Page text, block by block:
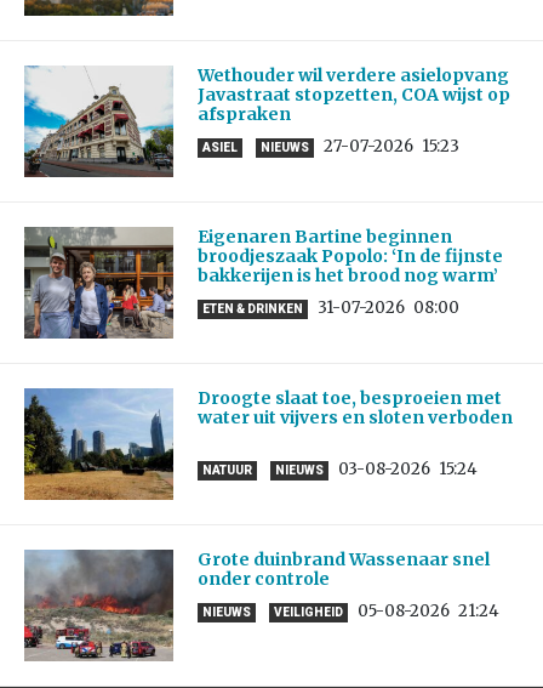
Wethouder wil verdere asielopvang
Javastraat stopzetten, COA wijst op
afspraken
ASIEL NIEUWS 27-07-2026 15:23
Eigenaren Bartine beginnen
broodjeszaak Popolo: ‘In de fijnste
bakkerijen is het brood nog warm’
ETEN & DRINKEN 31-07-2026 08:00
Droogte slaat toe, besproeien met
water uit vijvers en sloten verboden
NATUUR NIEUWS 03-08-2026 15:24
Grote duinbrand Wassenaar snel
onder controle
NIEUWS VEILIGHEID 05-08-2026 21:24